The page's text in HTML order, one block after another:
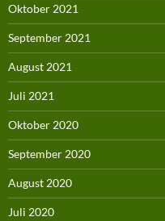
Oktober 2021
September 2021
August 2021
Juli 2021
Oktober 2020
September 2020
August 2020
Juli 2020